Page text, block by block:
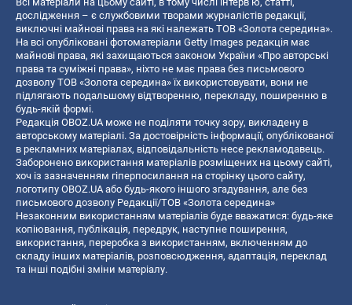
дослідження – є службовими творами журналістів редакції,
виключні майнові права на які належать ТОВ «Золота середина».
На всі опубліковані фотоматеріали Getty Images редакція має
майнові права, які захищаються законом України «Про авторські
права та суміжні права», ніхто не має права без письмового
дозволу ТОВ «Золота середина» їх використовувати, вони не
підлягають подальшому відтворенню, перекладу, поширенню в
будь-якій формі.
Редакція OBOZ.UA може не поділяти точку зору, викладену в
авторському матеріалі. За достовірність інформації, опублікованої
в рекламних матеріалах, відповідальність несе рекламодавець.
Заборонено використання матеріалів розміщених на цьому сайті,
хоч із зазначенням гіперпосилання на сторінку цього сайту,
логотипу OBOZ.UA або будь-якого іншого згадування, але без
письмового дозволу Редакції/ТОВ «Золота середина»
Незаконним використанням матеріалів буде вважатися: будь-яке
копiювання, публiкацiя, передрук, наступне поширення,
використання, переробка з використанням, включенням до
складу інших матеріалів, розповсюдження, адаптація, переклад
та інші подібні зміни матеріалу.